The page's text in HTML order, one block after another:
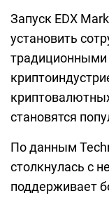
Запуск EDX
установить
становятся
По данным
столкнулась с
поддерживает